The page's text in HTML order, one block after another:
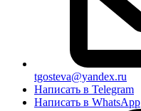
tgosteva@yandex.ru
Написать в Telegram
Написать в WhatsApp